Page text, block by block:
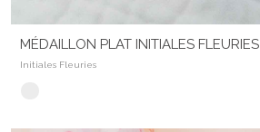
MÉDAILLON PLAT INITIALES FLEURIES
Initiales Fleuries